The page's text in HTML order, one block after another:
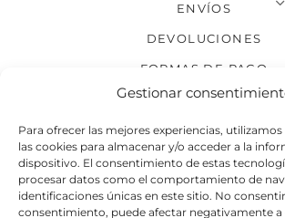
Gestionar
Para ofrecer las mejores experiencias,
las cookies para almacenar y/o acceder a la
dispositivo. El consentimiento de estas
procesar datos como el comportamiento de
identificaciones únicas en este sitio. No
consentimiento, puede afectar negativamente a
ENVÍOS
DEVOLUCIONES
FORMAS DE PAGO
SÍGUENOS